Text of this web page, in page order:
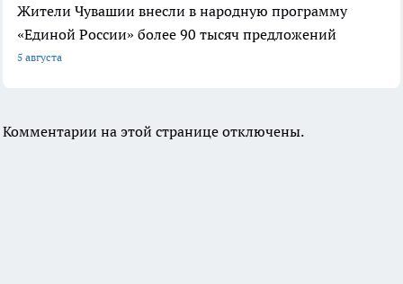
Жители Чувашии внесли в народную программу
«Единой России» более 90 тысяч предложений
5 августа
Комментарии на этой странице отключены.